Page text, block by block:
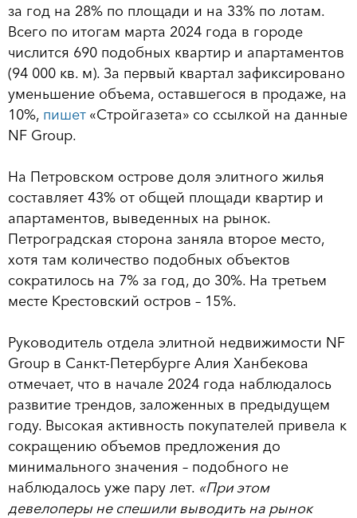
за год на 28% по площади и на 33% по лотам.
Всего по итогам марта 2024 года в городе
числится 690 подобных квартир и апартаментов
(94 000 кв. м). За первый квартал зафиксировано
уменьшение объема, оставшегося в продаже, на
10%, пишет «Стройгазета» со ссылкой на данные
NF Group.
На Петровском острове доля элитного жилья
составляет 43% от общей площади квартир и
апартаментов, выведенных на рынок.
Петроградская сторона заняла второе место,
хотя там количество подобных объектов
сократилось на 7% за год, до 30%. На третьем
месте Крестовский остров – 15%.
Руководитель отдела элитной недвижимости NF
Group в Санкт-Петербурге Алия Ханбекова
отмечает, что в начале 2024 года наблюдалось
развитие трендов, заложенных в предыдущем
году. Высокая активность покупателей привела к
сокращению объемов предложения до
минимального значения – подобного не
наблюдалось уже пару лет. «При этом
девелоперы не спешили выводить на рынок